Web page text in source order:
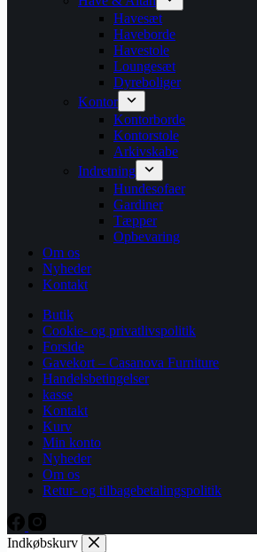
Havesæt
Haveborde
Havestole
Loungesæt
Dyreboliger
Kontor
Kontorborde
Kontorstole
Arkivskabe
Indretning
Hundesofaer
Gardiner
Tæpper
Opbevaring
Om os
Nyheder
Kontakt
Butik
Cookie- og privatlivspolitik
Forside
Gavekort – Casanova Furniture
Handelsbetingelser
kasse
Kontakt
Kurv
Min konto
Nyheder
Om os
Retur- og tilbagebetalingspolitik
Indkøbskurv